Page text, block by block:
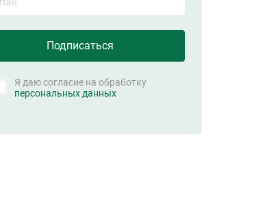
Я даю согласие на обработку
персональных данных